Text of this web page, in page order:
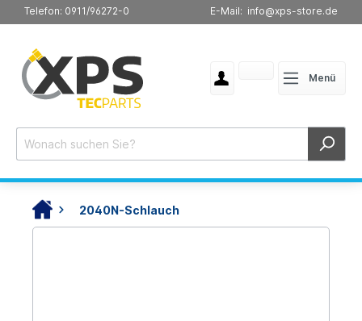
Telefon: 0911/96272-0 E-Mail: info@xps-store.de
Menü
2040N-Schlauch